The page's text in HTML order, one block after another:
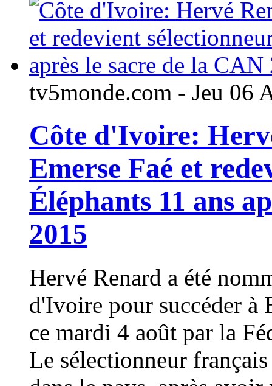
tv5monde.com - Jeu 06
Côte d'Ivoire:
Emerse Faé et
Éléphants 11 ans
2015
Hervé Renard a été
d'Ivoire pour succéder à
ce mardi 4 août par la
Le sélectionneur